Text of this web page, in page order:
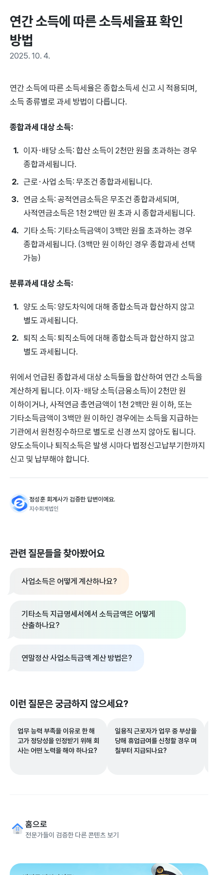
연간 소득에 따른 소득세율표 확인
방법
2025. 10. 4.
연간 소득에 따른 소득세율은 종합소득세 신고 시 적용되며,
소득 종류별로 과세 방법이 다릅니다.
종합과세 대상 소득:
이자·배당 소득: 합산 소득이 2천만 원을 초과하는 경우
종합과세됩니다.
근로·사업 소득: 무조건 종합과세됩니다.
연금 소득: 공적연금소득은 무조건 종합과세되며,
사적연금소득은 1천 2백만 원 초과 시 종합과세됩니다.
기타 소득: 기타소득금액이 3백만 원을 초과하는 경우
종합과세됩니다. (3백만 원 이하인 경우 종합과세 선택
가능)
분류과세 대상 소득:
양도 소득: 양도차익에 대해 종합소득과 합산하지 않고
별도 과세됩니다.
퇴직 소득: 퇴직소득에 대해 종합소득과 합산하지 않고
별도 과세됩니다.
위에서 언급된 종합과세 대상 소득들을 합산하여 연간 소득을
계산하게 됩니다. 이자·배당 소득(금융소득)이 2천만 원
이하이거나, 사적연금 총연금액이 1천 2백만 원 이하, 또는
기타소득금액이 3백만 원 이하인 경우에는 소득을 지급하는
기관에서 원천징수하므로 별도로 신경 쓰지 않아도 됩니다.
양도소득이나 퇴직소득은 발생 시마다 법정신고납부기한까지
신고 및 납부해야 합니다.
정성훈 회계사가 검증한 답변이에요.
지수회계법인
관련 질문들을 찾아봤어요
사업소득은 어떻게 계산하나요?
기타소득 지급명세서에서 소득금액은 어떻게
산출하나요?
연말정산 사업소득금액 계산 방법은?
이런 질문은 궁금하지 않으세요?
업무 능력 부족을 이유로 한 해
고가 정당성을 인정받기 위해 회
사는 어떤 노력을 해야 하나요?
일용직 근로자가 업무 중 부상을
당해 휴업급여를 신청할 경우 며
칠부터 지급되나요?
홈으로
전문가들이 검증한 다른 콘텐츠 보기